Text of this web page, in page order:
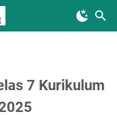
7 Kurikulum